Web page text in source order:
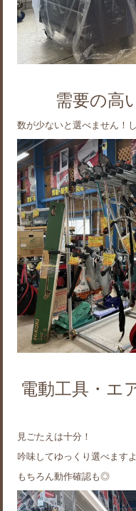
需要の高
数が少ないと選べません！
電動工具・エ
見ごたえは十分！
吟味してゆっくり選べますよ
もちろん動作確認も◎